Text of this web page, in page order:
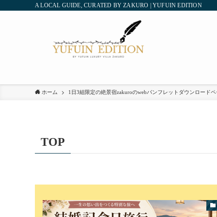
A LOCAL GUIDE, CURATED BY ZAKURO | YUFUIN EDITION
ホーム 1日3組限定の絶景宿zakuroのwebパンフレットダウンロード
TOP